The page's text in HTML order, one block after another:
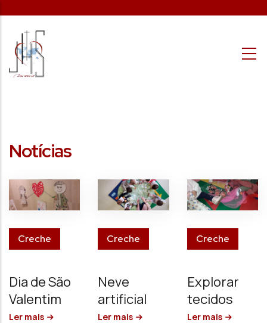
Notícias
Creche
Dia de São
Valentim
Ler mais
Creche
Neve
artificial
Ler mais
Creche
Explorar
tecidos
Ler mais